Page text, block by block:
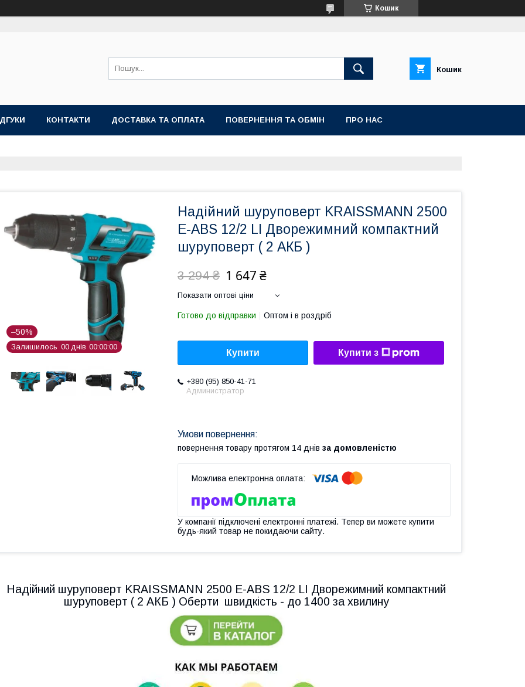
Кошик
Кошик
КОНТАКТИ ДОСТАВКА ТА ОПЛАТА ПОВЕРНЕННЯ ТА ОБМІН ПРО НАС
–50%
Залишилось 00 днів 00 00 00
Надійний шуруповерт KRAISSMANN 2500
E-ABS 12/2 LI Дворежимний компактний
шуруповерт ( 2 АКБ )
3 294 ₴ 1 647 ₴
Показати оптові ціни
Готово до відправки Оптом і в роздріб
Купити Купити з
+380 (95) 850-41-71
Администратор
повернення товару протягом 14 днів за домовленістю
У компанії підключені електронні платежі. Тепер ви можете купити
будь-який товар не покидаючи сайту.
Надійний шуруповерт KRAISSMANN 2500 E-ABS 12/2 LI Дворежимний компактний
шуруповерт ( 2 АКБ ) Оберти швидкість - до 1400 за хвилину